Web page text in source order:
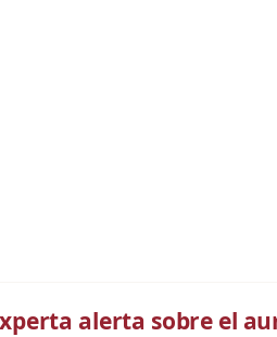
alerta sobre el